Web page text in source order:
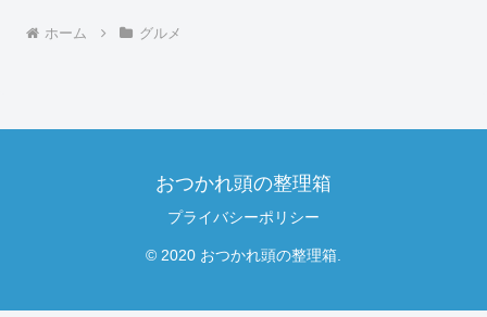
ホーム グルメ
おつかれ頭の整理箱
プライバシーポリシー
© 2020 おつかれ頭の整理箱.